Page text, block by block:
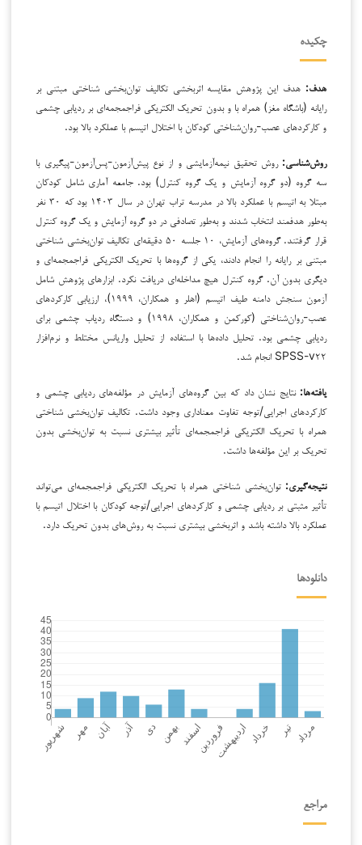
چکیده
هدف: هدف این پژوهش مقایسه اثربخشی تکالیف توان‌بخشی شناختی مبتنی بر
رایانه (باشگاه مغز) همراه با و بدون تحریک الکتریکی فراجمجمه‌ای بر ردیابی چشمی
و کارکردهای عصب-روان‌شناختی کودکان با اختلال اتیسم با عملکرد بالا بود.
روش‌شناسی: روش تحقیق نیمه‌آزمایشی و از نوع پیش‌آزمون-پس‌آزمون-پیگیری با
سه گروه (دو گروه آزمایش و یک گروه کنترل) بود. جامعه آماری شامل کودکان
مبتلا به اتیسم با عملکرد بالا در مدرسه تراب تهران در سال ۱۴۰۳ بود که ۳۰ نفر
به‌طور هدفمند انتخاب شدند و به‌طور تصادفی در دو گروه آزمایش و یک گروه کنترل
قرار گرفتند. گروه‌های آزمایش، ۱۰ جلسه ۵۰ دقیقه‌ای تکالیف توان‌بخشی شناختی
مبتنی بر رایانه را انجام دادند، یکی از گروه‌ها با تحریک الکتریکی فراجمجمه‌ای و
دیگری بدون آن. گروه کنترل هیچ مداخله‌ای دریافت نکرد. ابزارهای پژوهش شامل
آزمون سنجش دامنه طیف اتیسم (اهلر و همکاران، ۱۹۹۹)، ارزیابی کارکردهای
عصب-روان‌شناختی (کورکمن و همکاران، ۱۹۹۸) و دستگاه ردیاب چشمی برای
ردیابی چشمی بود. تحلیل داده‌ها با استفاده از تحلیل واریانس مختلط و نرم‌افزار
SPSS-v۲۲ انجام شد.
یافته‌ها: نتایج نشان داد که بین گروه‌های آزمایش در مؤلفه‌های ردیابی چشمی و
کارکردهای اجرایی/توجه تفاوت معناداری وجود داشت. تکالیف توان‌بخشی شناختی
همراه با تحریک الکتریکی فراجمجمه‌ای تأثیر بیشتری نسبت به توان‌بخشی بدون
تحریک بر این مؤلفه‌ها داشت.
نتیجه‌گیری: توان‌بخشی شناختی همراه با تحریک الکتریکی فراجمجمه‌ای می‌تواند
تأثیر مثبتی بر ردیابی چشمی و کارکردهای اجرایی/توجه کودکان با اختلال اتیسم با
عملکرد بالا داشته باشد و اثربخشی بیشتری نسبت به روش‌های بدون تحریک دارد.
دانلودها
مراجع